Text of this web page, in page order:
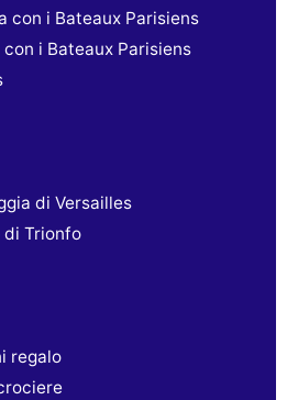
con i Bateaux Parisiens
i Bateaux Parisiens
di Versailles
di Trionfo
regalo